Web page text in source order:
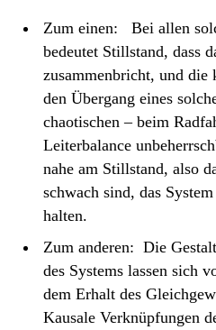
Zum einen:
Bei allen
bedeutet Stillstand, dass
zusammenbricht, und
den Übergang eines
chaotischen – beim
Leiterbalance
nahe am Stillstand, also
schwach sind, das
halten.
Zum anderen: Die
des Systems lassen sich
dem Erhalt des
Kausale Verknüpfungen